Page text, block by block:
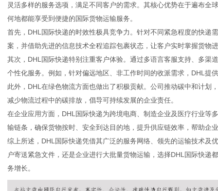
灵活多样的服务选项，满足不同客户的需求。其核心优势在于遍布
何地都能享受到便捷的国际货物运输服务。
首先，DHL国际快递的时效性极具竞争力。针对不同紧急程度的快递
案，并借助先进的信息技术全程追踪包裹状态，让客户实时掌握货物
其次，DHL国际快递特别注重客户体验。通过多语言客服支持、多渠
个性化服务。例如，针对偏远地区、非工作时间的收派需求，DHL提
此外，DHL在绿色物流方面也做出了积极贡献。公司推动碳中和计划
减少物流过程中的碳排放，倡导可持续发展的企业责任。
在企业应用方面，DHL国际快递为跨境电商、制造企业及医疗行业等
输链条，确保货物按时、安全到达目的地，提升供应链效率，帮助企
综上所述，DHL国际快递凭借其广泛的服务网络、领先的运输技术及
户寄送紧急文件，还是企业进行大批量货物运输，选择DHL国际快
务增长。